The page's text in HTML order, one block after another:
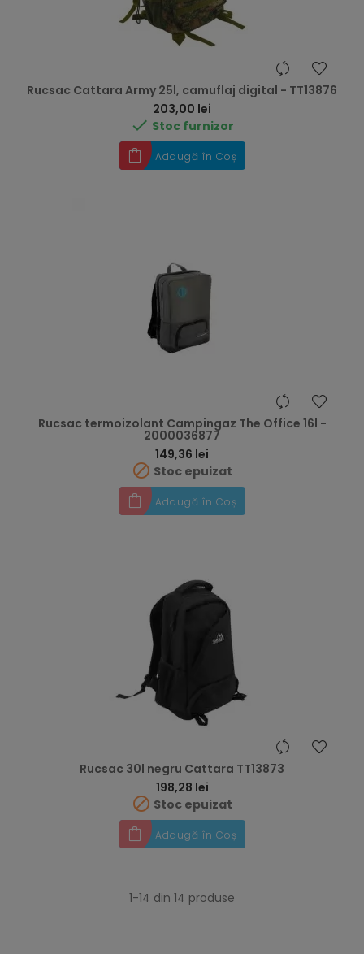
Rucsac Cattara Army 25l, camuflaj digital - TT13876
203,00 lei
 Stoc furnizor
Adaugă în Coș
Rucsac termoizolant Campingaz The Office 16l -
2000036877
149,36 lei
 Stoc epuizat
Adaugă în Coș
Rucsac 30l negru Cattara TT13873
198,28 lei
 Stoc epuizat
Adaugă în Coș
1-14 din 14 produse